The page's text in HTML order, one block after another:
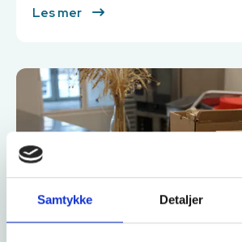
Samtykke Detaljer
Les mer
Måltidsplanlegging